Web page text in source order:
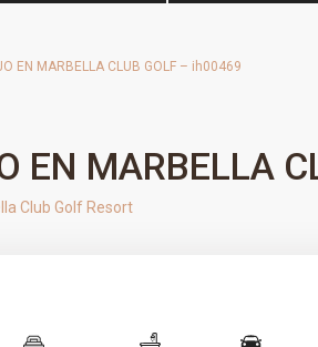
EN MARBELLA CLUB GOLF – ih00469
EN MARBELLA
Club Golf Resort